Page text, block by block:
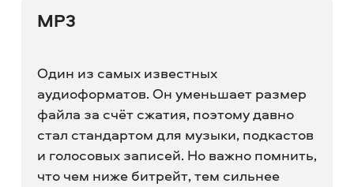
MP3
Один из самых известных
аудиоформатов. Он уменьшает размер
файла за счёт сжатия, поэтому давно
стал стандартом для музыки, подкастов
и голосовых записей. Но важно помнить,
что чем ниже битрейт, тем сильнее